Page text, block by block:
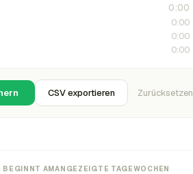
0:00
0:00
0:00
0:00
CSV exportieren Zurücksetzen
BEGINNT AMANGEZEIGTE TAGEWOCHEN